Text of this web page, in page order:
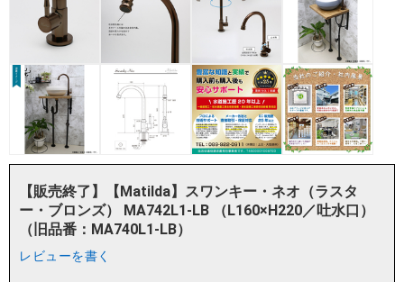
【販売終了】【Matilda】スワンキー・ネオ（ラスタ
ー・ブロンズ） MA742L1-LB （L160×H220／吐水口）
（旧品番：MA740L1-LB）
レビューを書く